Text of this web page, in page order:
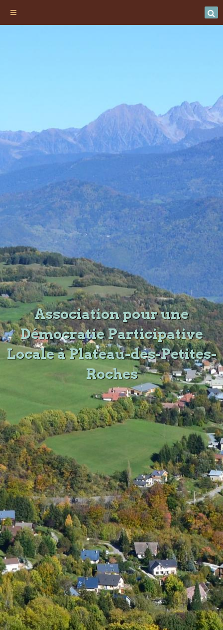
Association pour une
Démocratie Participative
Locale à Plateau-des-Petites-
Roches